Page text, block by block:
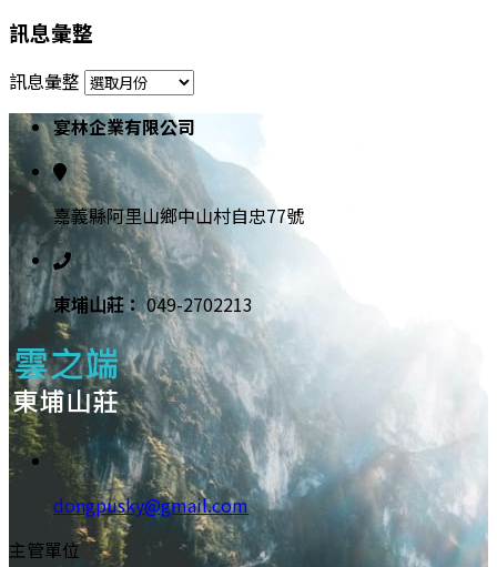
訊息彙整
訊息彙整
宴林企業有限公司
嘉義縣阿里山鄉中山村自忠77號
東埔⼭莊：049-2702213
dongpusky@gmail.com
主管單位